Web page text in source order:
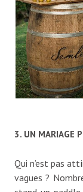
3. UN MARIAGE
Qui n’est pas
vagues ?